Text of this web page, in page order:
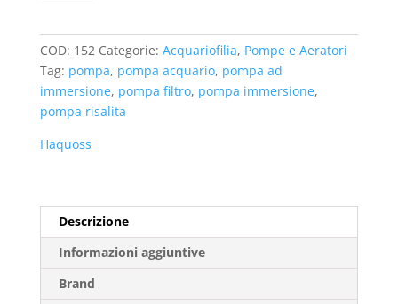
immersione
COD: 152 Categorie: Acquariofilia, Pompe e Aeratori
Tag: pompa, pompa acquario, pompa ad
immersione, pompa filtro, pompa immersione,
pompa risalita
Haquoss
Descrizione
Informazioni aggiuntive
Brand